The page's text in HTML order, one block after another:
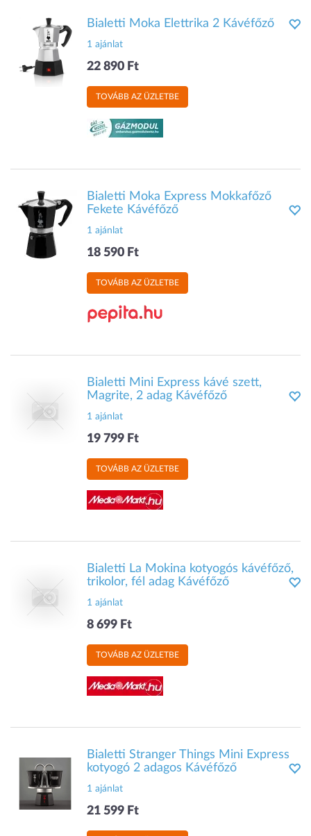
Bialetti Moka Elettrika 2 Kávéfőző
1 ajánlat
22 890 Ft
TOVÁBB AZ ÜZLETBE
Bialetti Moka Express Mokkafőző
Fekete Kávéfőző
1 ajánlat
18 590 Ft
TOVÁBB AZ ÜZLETBE
Bialetti Mini Express kávé szett,
Magrite, 2 adag Kávéfőző
1 ajánlat
19 799 Ft
TOVÁBB AZ ÜZLETBE
Bialetti La Mokina kotyogós kávéfőző,
trikolor, fél adag Kávéfőző
1 ajánlat
8 699 Ft
TOVÁBB AZ ÜZLETBE
Bialetti Stranger Things Mini Express
kotyogó 2 adagos Kávéfőző
1 ajánlat
21 599 Ft